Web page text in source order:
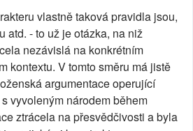
vlastně taková pravidla jsou,
atd. - to už je otázka, na niž
nezávislá na konkrétním
kontextu. V tomto směru má jistě
argumentace operující
vyvoleným národem během
ztrácela na přesvědčivosti a byla